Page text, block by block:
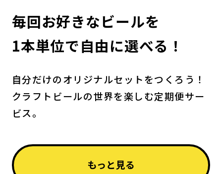
毎回お好きなビールを
1本単位で自由に選べる！
自分だけのオリジナルセットをつくろう！
クラフトビールの世界を楽しむ定期便サー
ビス。
もっと見る